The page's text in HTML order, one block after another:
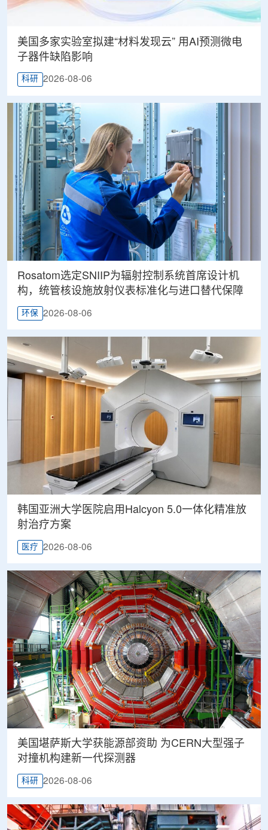
美国多家实验室拟建“材料发现云” 用AI预测微电
子器件缺陷影响
科研 2026-08-06
Rosatom选定SNIIP为辐射控制系统首席设计机
构，统管核设施放射仪表标准化与进口替代保障
环保 2026-08-06
韩国亚洲大学医院启用Halcyon 5.0一体化精准放
射治疗方案
医疗 2026-08-06
美国堪萨斯大学获能源部资助 为CERN大型强子
对撞机构建新一代探测器
科研 2026-08-06